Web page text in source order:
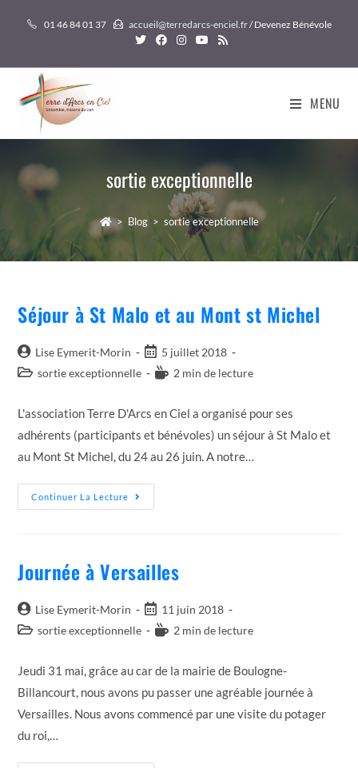
01 46 84 01 37 accueil@terredarcs-enciel.fr/ Devenez Bénévole
MENU
sortie exceptionnelle
> Blog > sortie exceptionnelle
Séjour à St Malo et au Mont st Michel
Auteur/autrice
de
Lise Eymerit-Morin
Post
published:
5 juillet 2018
Postsortie exceptionnelle
Temps2 min de lecture
L'association Terre D'Arcs en Ciel a organisé pour ses
adhérents (participants et bénévoles) un séjour à St Malo et
au Mont St Michel, du 24 au 26 juin. A notre…
Continuer La Lecture
Séjour
À
Mont
St
Journée à Versailles
Auteur/autrice
de
Lise Eymerit-Morin
Post
published:
11 juin 2018
Postsortie exceptionnelle
Temps2 min de lecture
Jeudi 31 mai, grâce au car de la mairie de Boulogne-
Billancourt, nous avons pu passer une agréable journée à
Versailles. Nous avons commencé par une visite du potager
du roi,…